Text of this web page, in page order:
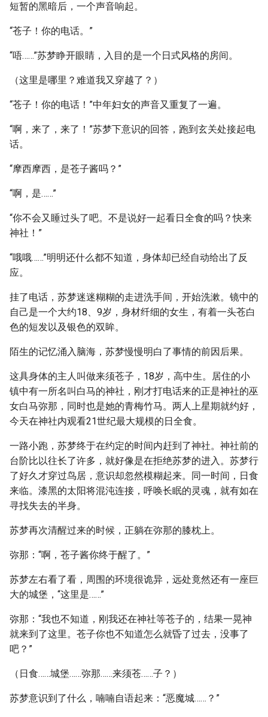
短暂的黑暗后，一个声音响起。
“苍子！你的电话。”
“唔……”苏梦睁开眼睛，入目的是一个日式风格的房间。
（这里是哪里？难道我又穿越了？）
“苍子！你的电话！”中年妇女的声音又重复了一遍。
“啊，来了，来了！”苏梦下意识的回答，跑到玄关处接起电
话。
“摩西摩西，是苍子酱吗？”
“啊，是……”
“你不会又睡过头了吧。不是说好一起看日全食的吗？快来
神社！”
“哦哦……”明明还什么都不知道，身体却已经自动给出了反
应。
挂了电话，苏梦迷迷糊糊的走进洗手间，开始洗漱。镜中的
自己是一个大约18、9岁，身材纤细的女生，有着一头苍白
色的短发以及银色的双眸。
陌生的记忆涌入脑海，苏梦慢慢明白了事情的前因后果。
这具身体的主人叫做来须苍子，18岁，高中生。居住的小
镇中有一所名叫白马的神社，刚才打电话来的正是神社的巫
女白马弥那，同时也是她的青梅竹马。两人上星期就约好，
今天在神社内观看21世纪最大规模的日全食。
一路小跑，苏梦终于在约定的时间内赶到了神社。神社前的
台阶比以往长了许多，就好像是在拒绝苏梦的进入。苏梦行
了好久才穿过鸟居，意识却忽然模糊起来。同一时间，日食
来临。漆黑的太阳将混沌连接，呼唤长眠的灵魂，就有如在
寻找失去的半身。
苏梦再次清醒过来的时候，正躺在弥那的膝枕上。
弥那：“啊，苍子酱你终于醒了。”
苏梦左右看了看，周围的环境很诡异，远处竟然还有一座巨
大的城堡，“这里是……”
弥那：“我也不知道，刚我还在神社等苍子的，结果一晃神
就来到了这里。苍子你也不知道怎么就昏了过去，没事了
吧？”
（日食……城堡……弥那……来须苍……子？）
苏梦意识到了什么，喃喃自语起来：“恶魔城……？”